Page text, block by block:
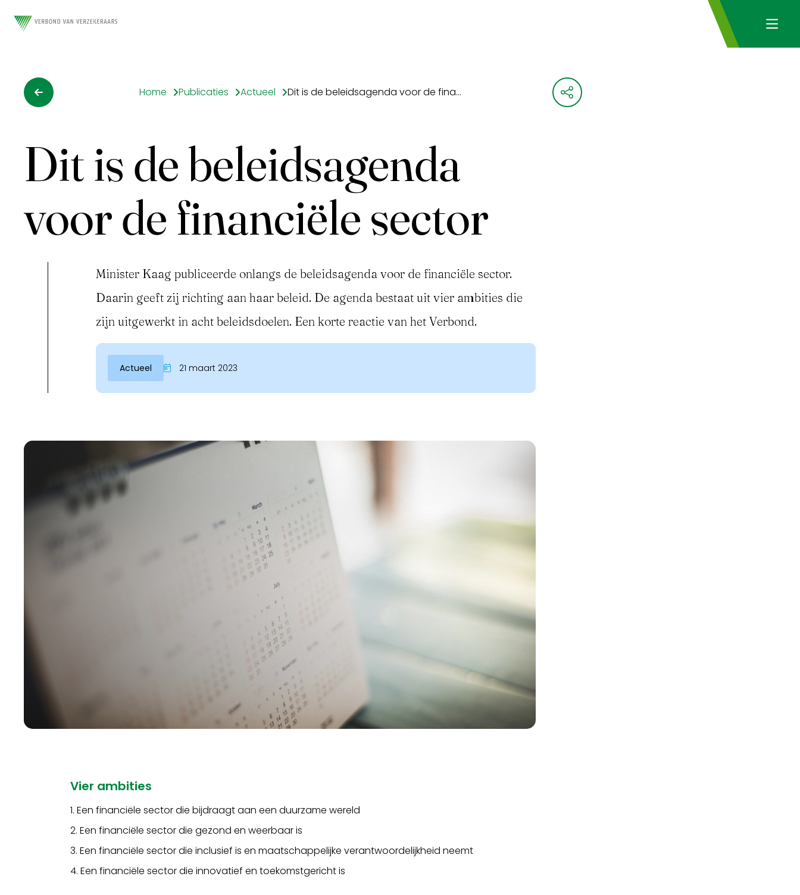
Home Publicaties Actueel Dit is de beleidsagenda voor de financiële sector
Dit is de beleidsagenda
voor de financiële sector
Minister Kaag publiceerde onlangs de beleidsagenda voor de financiële sector.
Daarin geeft zij richting aan haar beleid. De agenda bestaat uit vier ambities die
zijn uitgewerkt in acht beleidsdoelen. Een korte reactie van het Verbond.
Actueel 21 maart 2023
Vier ambities
1. Een financiële sector die bijdraagt aan een duurzame wereld
2. Een financiële sector die gezond en weerbaar is
3. Een financiële sector die inclusief is en maatschappelijke verantwoordelijkheid neemt
4. Een financiële sector die innovatief en toekomstgericht is